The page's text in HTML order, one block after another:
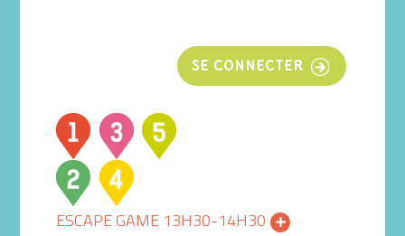
SE CONNECTER
ESCAPE GAME 13H30-14H30